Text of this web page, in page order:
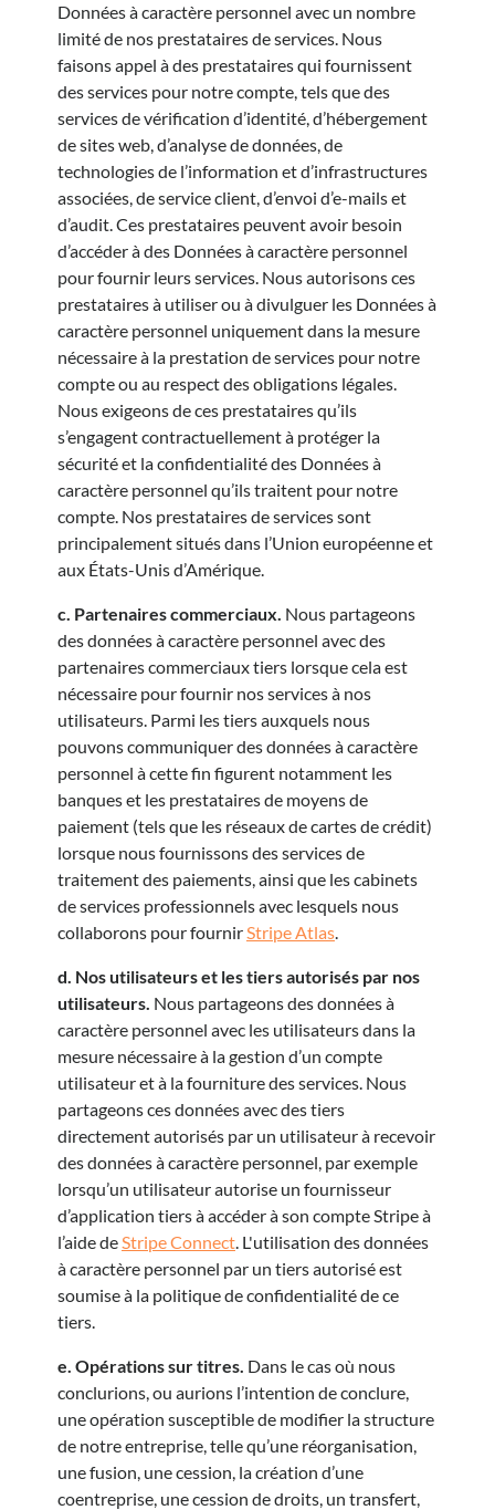
Données à caractère personnel avec un nombre
limité de nos prestataires de services. Nous
faisons appel à des prestataires qui fournissent
des services pour notre compte, tels que des
services de vérification d’identité, d’hébergement
de sites web, d’analyse de données, de
technologies de l’information et d’infrastructures
associées, de service client, d’envoi d’e-mails et
d’audit. Ces prestataires peuvent avoir besoin
d’accéder à des Données à caractère personnel
pour fournir leurs services. Nous autorisons ces
prestataires à utiliser ou à divulguer les Données à
caractère personnel uniquement dans la mesure
nécessaire à la prestation de services pour notre
compte ou au respect des obligations légales.
Nous exigeons de ces prestataires qu’ils
s’engagent contractuellement à protéger la
sécurité et la confidentialité des Données à
caractère personnel qu’ils traitent pour notre
compte. Nos prestataires de services sont
principalement situés dans l’Union européenne et
aux États-Unis d’Amérique.
c. Partenaires commerciaux. Nous partageons
des données à caractère personnel avec des
partenaires commerciaux tiers lorsque cela est
nécessaire pour fournir nos services à nos
utilisateurs. Parmi les tiers auxquels nous
pouvons communiquer des données à caractère
personnel à cette fin figurent notamment les
banques et les prestataires de moyens de
paiement (tels que les réseaux de cartes de crédit)
lorsque nous fournissons des services de
traitement des paiements, ainsi que les cabinets
de services professionnels avec lesquels nous
collaborons pour fournirStripe Atlas.
d. Nos utilisateurs et les tiers autorisés par nos
utilisateurs. Nous partageons des données à
caractère personnel avec les utilisateurs dans la
mesure nécessaire à la gestion d’un compte
utilisateur et à la fourniture des services. Nous
partageons ces données avec des tiers
directement autorisés par un utilisateur à recevoir
des données à caractère personnel, par exemple
lorsqu’un utilisateur autorise un fournisseur
d’application tiers à accéder à son compte Stripe à
l’aide deStripe Connect. L'utilisation des données
à caractère personnel par un tiers autorisé est
soumise à la politique de confidentialité de ce
tiers.
e. Opérations sur titres. Dans le cas où nous
conclurions, ou aurions l’intention de conclure,
une opération susceptible de modifier la structure
de notre entreprise, telle qu’une réorganisation,
une fusion, une cession, la création d’une
coentreprise, une cession de droits, un transfert,